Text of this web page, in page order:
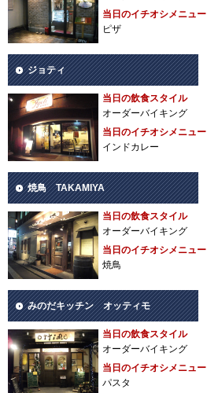
当日のイチオシメニュー
ピザ
ジョティ
当日の飲食スタイル
オーダーバイキング
当日のイチオシメニュー
インドカレー
焼鳥 TAKAMIYA
当日の飲食スタイル
オーダーバイキング
当日のイチオシメニュー
焼鳥
みのだキッチン オッティモ
当日の飲食スタイル
オーダーバイキング
当日のイチオシメニュー
パスタ